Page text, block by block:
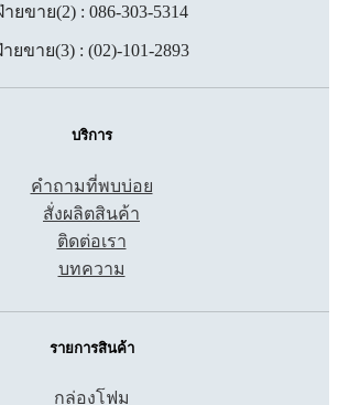
ายขาย(2) : 086-303-5314
ายขาย(3) : (02)-101-2893
บริการ
คำถามที่พบบ่อย
สั่งผลิตสินค้า
ติดต่อเรา
บทความ
รายการสินค้า
กล่องโฟม